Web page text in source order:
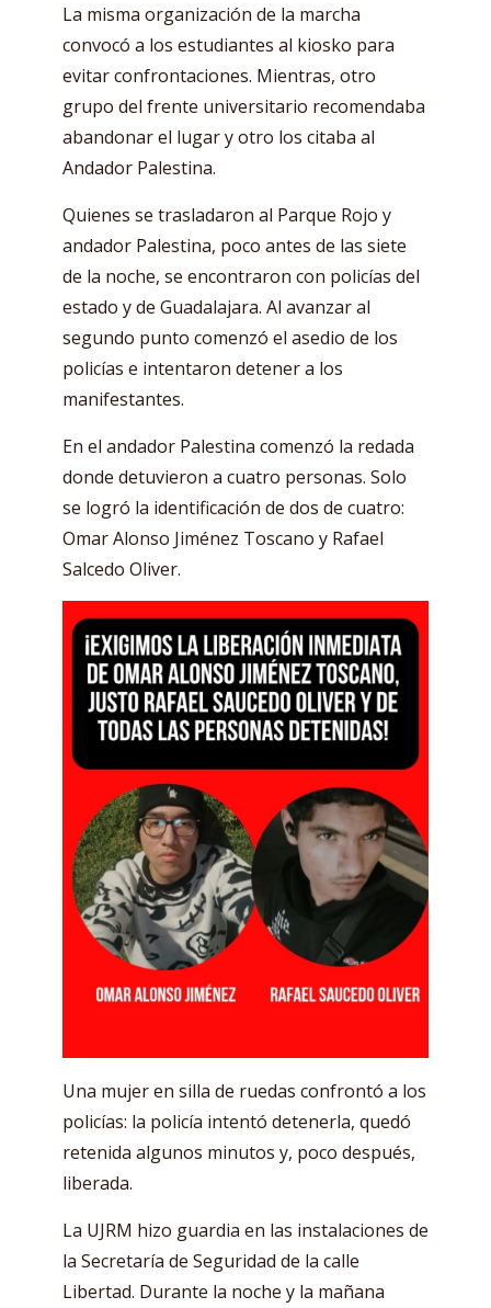
La misma organización de la marcha
convocó a los estudiantes al kiosko para
evitar confrontaciones. Mientras, otro
grupo del frente universitario recomendaba
abandonar el lugar y otro los citaba al
Andador Palestina.
Quienes se trasladaron al Parque Rojo y
andador Palestina, poco antes de las siete
de la noche, se encontraron con policías del
estado y de Guadalajara. Al avanzar al
segundo punto comenzó el asedio de los
policías e intentaron detener a los
manifestantes.
En el andador Palestina comenzó la redada
donde detuvieron a cuatro personas. Solo
se logró la identificación de dos de cuatro:
Omar Alonso Jiménez Toscano y Rafael
Salcedo Oliver.
Una mujer en silla de ruedas confrontó a los
policías: la policía intentó detenerla, quedó
retenida algunos minutos y, poco después,
liberada.
La UJRM hizo guardia en las instalaciones de
la Secretaría de Seguridad de la calle
Libertad. Durante la noche y la mañana